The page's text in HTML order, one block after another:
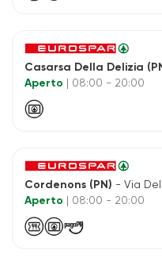
Casarsa Della Delizia
Aperto
| 08:00 - 20:00
Cordenons (PN) - Via
Aperto
| 08:00 - 20:00